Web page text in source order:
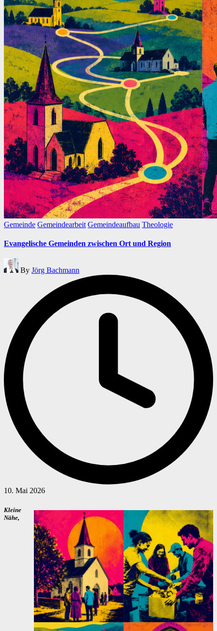
Posted
Gemeinde Gemeindearbeit Gemeindeaufbau Theologie
Evangelische Gemeinden zwischen Ort und Region
Posted
by
By Jörg Bachmann
10. Mai 2026
Kleine
Nähe,